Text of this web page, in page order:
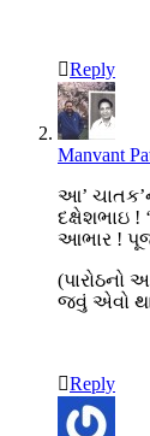
Reply
Manvant
આ’
દક્ષેશભાઇ !
આભાર !
(પારોઠનો
જવું એવો
Reply